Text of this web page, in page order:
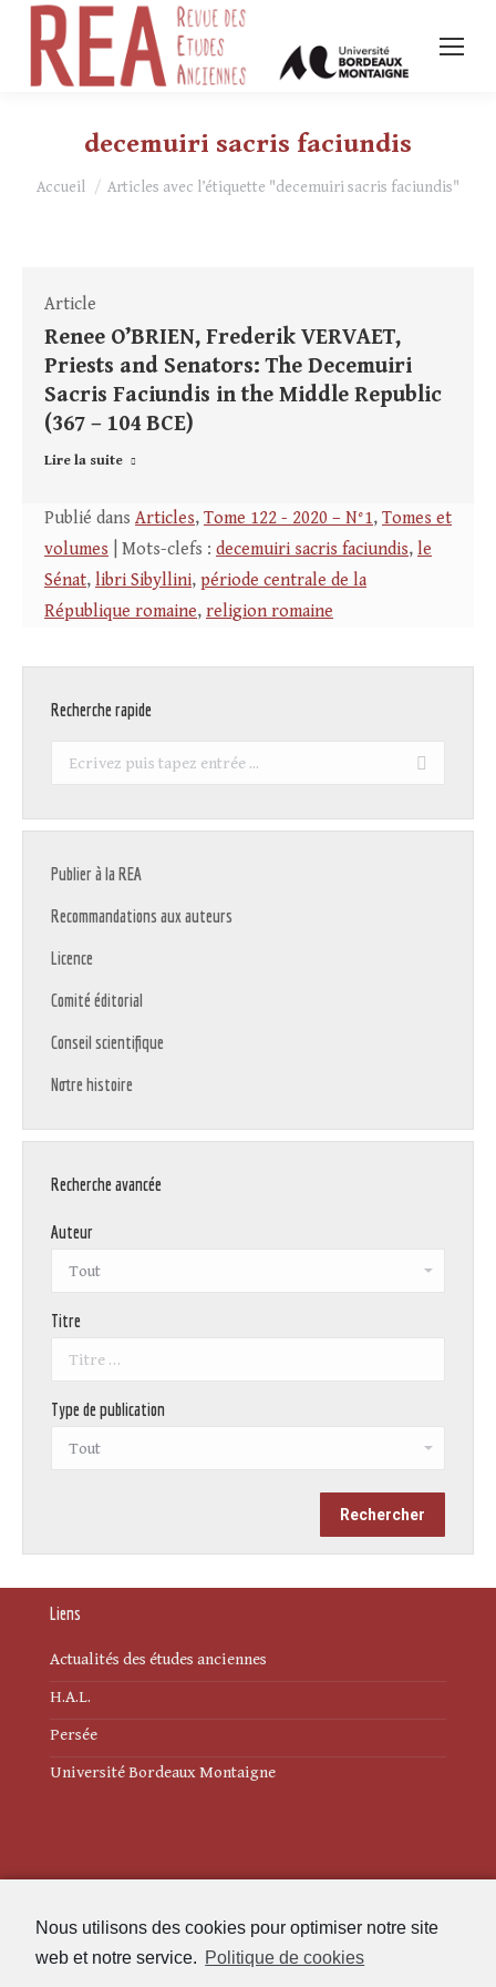
Nous utilisons des cookies pour optimiser notre site
web et notre service. Politique de cookies
decemuiri sacris faciundis
Vous êtes ici :
Accueil Articles avec l’étiquette "decemuiri sacris faciundis"
Article
Renee O’BRIEN, Frederik VERVAET,
Priests and Senators: The Decemuiri
Sacris Faciundis in the Middle Republic
(367 – 104 BCE)
Lire la suite
Publié dans Articles, Tome 122 - 2020 – N°1, Tomes et
volumes | Mots-clefs : decemuiri sacris faciundis, le
Sénat, libri Sibyllini, période centrale de la
République romaine, religion romaine
Recherche rapide
Recherche
Publier à la REA
Recommandations aux auteurs
Licence
Comité éditorial
Conseil scientifique
Notre histoire
Recherche avancée
Auteur
Titre
Type de publication
Liens
Actualités des études anciennes
H.A.L.
Persée
Université Bordeaux Montaigne
Politique de cookies (UE)